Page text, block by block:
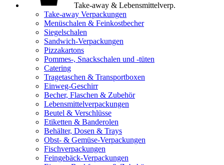
Take-away & Lebensmittelverp.
Take-away Verpackungen
Menüschalen & Feinkostbecher
Siegelschalen
Sandwich-Verpackungen
Pizzakartons
Pommes-, Snackschalen und -tüten
Catering
Tragetaschen & Transportboxen
Einweg-Geschirr
Becher, Flaschen & Zubehör
Lebensmittelverpackungen
Beutel & Verschlüsse
Etiketten & Banderolen
Behälter, Dosen & Trays
Obst- & Gemüse-Verpackungen
Fischverpackungen
Feingebäck-Verpackungen